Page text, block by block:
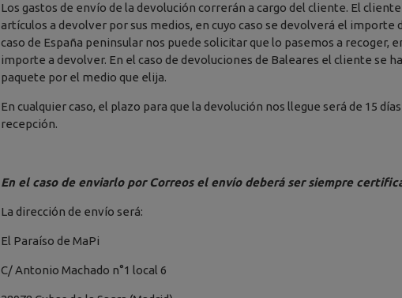
Los gastos de envío de la devolución correrán a cargo del cliente. El
artículos a devolver por sus medios, en cuyo caso se devolverá el importe
caso de España peninsular nos puede solicitar que lo pasemos a recoger,
importe a devolver. En el caso de devoluciones de Baleares el cliente se
paquete por el medio que elija.
En cualquier caso, el plazo para que la devolución nos llegue será de 15
recepción.
En el caso de enviarlo por Correos el envío deberá ser siempre
La dirección de envío será:
El Paraíso de MaPi
C/ Antonio Machado n°1 local 6